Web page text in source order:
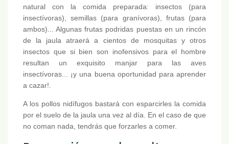
natural con la comida preparada: insectos (para
insectívoras), semillas (para granívoras), frutas (para
ambos)... Algunas frutas podridas puestas en un rincón
de la jaula atraerá a cientos de mosquitas y otros
insectos que si bien son inofensivos para el hombre
resultan un exquisito manjar para las aves
insectívoras... ¡y una buena oportunidad para aprender
a cazar!.
A los pollos nidífugos bastará con esparcirles la comida
por el suelo de la jaula una vez al día. En el caso de que
no coman nada, tendrás que forzarles a comer.